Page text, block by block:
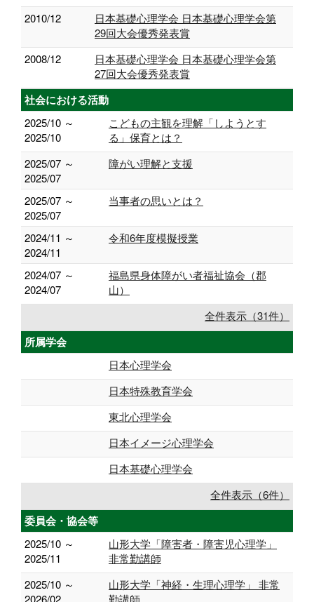
2010/12
日本基礎心理学会 日本基礎心理学会第
29回大会優秀発表賞
2008/12
日本基礎心理学会 日本基礎心理学会第
27回大会優秀発表賞
社会における活動
2025/10 ～
2025/10
こどもの主観を理解「しようとす
る」保育とは？
2025/07 ～
2025/07
障がい理解と支援
2025/07 ～
2025/07
当事者の思いとは？
2024/11 ～
2024/11
令和6年度模擬授業
2024/07 ～
2024/07
福島県身体障がい者福祉協会（郡
山）
全件表示（31件）
所属学会
日本心理学会
日本特殊教育学会
東北心理学会
日本イメージ心理学会
日本基礎心理学会
全件表示（6件）
委員会・協会等
2025/10 ～
2025/11
山形大学「障害者・障害児心理学」
非常勤講師
2025/10 ～
2026/02
山形大学「神経・生理心理学」 非常
勤講師